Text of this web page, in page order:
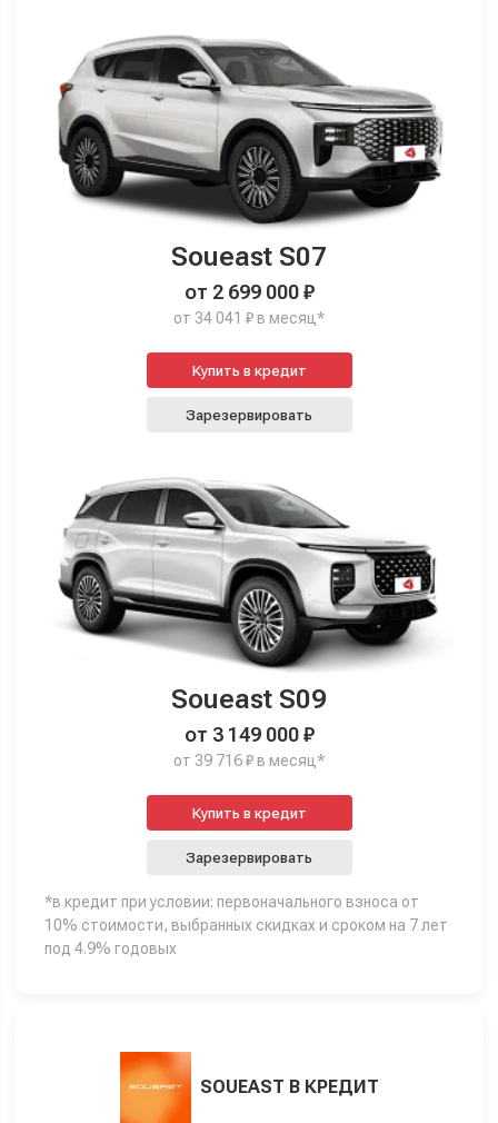
Soueast S07
от 2 699 000 ₽
от 34 041 ₽ в месяц*
Купить в кредит
Зарезервировать
Soueast S09
от 3 149 000 ₽
от 39 716 ₽ в месяц*
Купить в кредит
Зарезервировать
*в кредит при условии: первоначального взноса от
10% стоимости, выбранных скидках и сроком на 7 лет
под 4.9% годовых
SOUEAST В КРЕДИТ